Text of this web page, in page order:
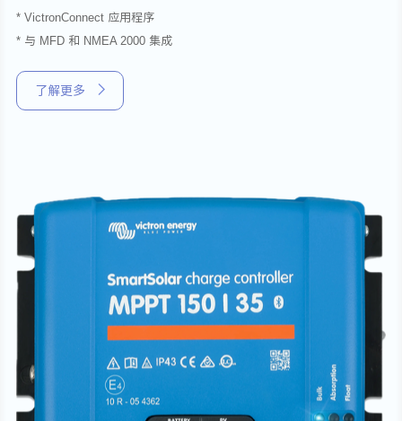
* VictronConnect 应用程序
* 与 MFD 和 NMEA 2000 集成
了解更多